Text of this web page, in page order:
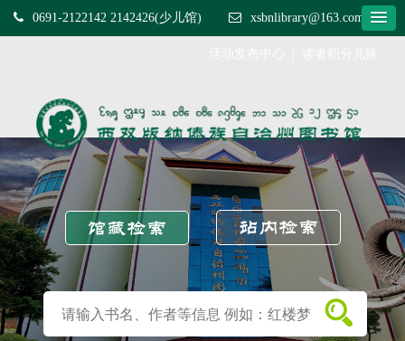
0691-2122142 2142426(少儿馆) xsbnlibrary@163.com